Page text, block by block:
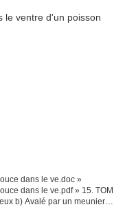
dans le ve.doc »
dans le ve.pdf » 15. TOM
b) Avalé par un meunier c)